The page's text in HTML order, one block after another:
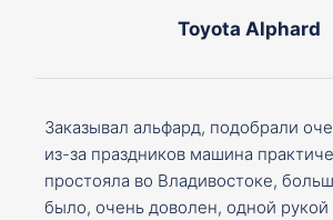
Toyota Alphard
Заказывал альфард, подобрали
из-за праздников машина
простояла во Владивостоке,
было, очень доволен, одной рукой